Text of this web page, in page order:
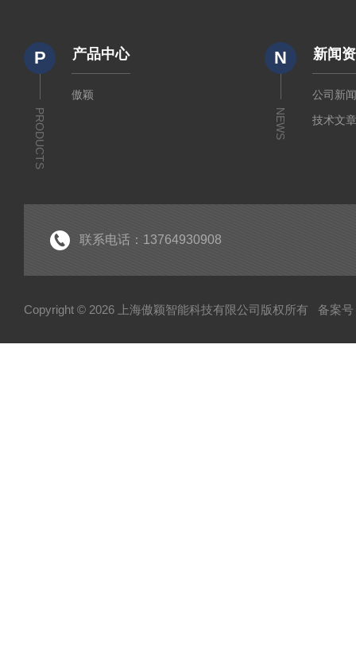
P
PRODUCTS
产品中心
傲颖
N
NEWS
新闻
公司新
技术文
联系电话：13764930908
Copyright © 2026 上海傲颖智能科技有限公司版权所有 备案号